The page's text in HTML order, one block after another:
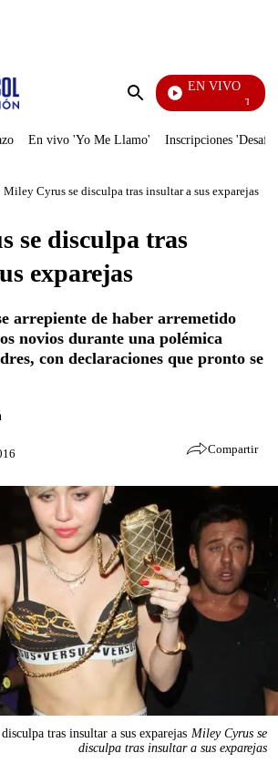
Enviar
EN VIVO
Televentas
En vivo 'Yo Me Llamo' Inscripciones
Miley Cyrus se disculpa tras insultar a sus exparejas
se disculpa tras
exparejas
arrepiente de haber arremetido
novios durante una polémica
con declaraciones que pronto se
Compartir
tras insultar a sus exparejas Miley Cyrus se
disculpa tras insultar a sus exparejas